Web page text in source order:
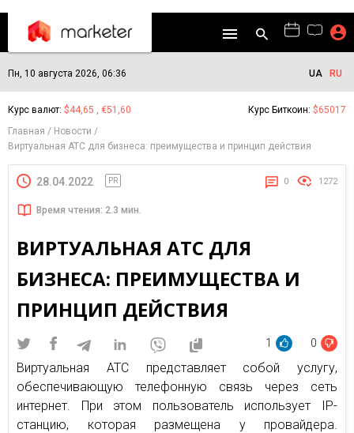
Пн, 10 августа 2026, 06:36 UA RU
Курс валют: $44,65 , €51,60 Курс Биткоин: $65017
Главная
Новости
Виртуальная АТС для бизнеса: преимущества и принцип действия
28.04.2022 PR 0 1272
Время чтения: 2.3 мин.
ВИРТУАЛЬНАЯ АТС ДЛЯ
БИЗНЕСА: ПРЕИМУЩЕСТВА И
ПРИНЦИП ДЕЙСТВИЯ
1 0
Виртуальная АТС представляет собой услугу,
обеспечивающую телефонную связь через сеть
интернет. При этом пользователь использует IP-
станцию, которая размещена у провайдера.